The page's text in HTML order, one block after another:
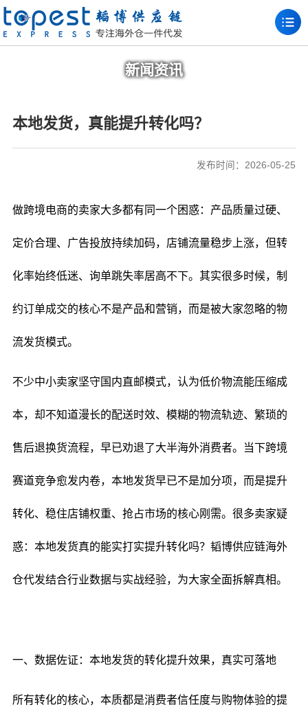
新闻资讯
本地发货，真能提升转化吗？
发布时间：2026-05-25
做跨境电商的卖家大多都有同一个困惑：产品质量过硬、
定价合理、广告投放持续加码，店铺流量稳步上涨，但转
化率始终低迷、询单跳失率居高不下。其实很多时候，制
约订单成交的核心不是产品和营销，而是被大家忽略的物
流发货模式。
不少中小卖家坚守国内直邮模式，认为低价物流能压缩成
本，却不知道漫长的配送时效、模糊的物流轨迹、繁琐的
售后退换货流程，早已劝退了大半海外消费者。当下跨境
赛道竞争愈发内卷，本地发货早已不是加分项，而是提升
转化、稳住店铺权重、抢占市场的核心刚需。很多卖家疑
惑：本地发货真的能实打实提升转化吗？韬博供应链海外
仓代发结合行业数据与实战经验，为大家全面拆解真相。
一、数据佐证：本地发货的转化提升效果，真实可落地
所有转化的核心，本质都是消费者信任度与购物体验的提